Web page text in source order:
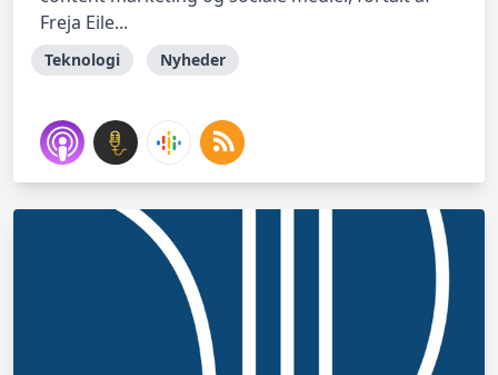
Freja Eile...
Teknologi Nyheder